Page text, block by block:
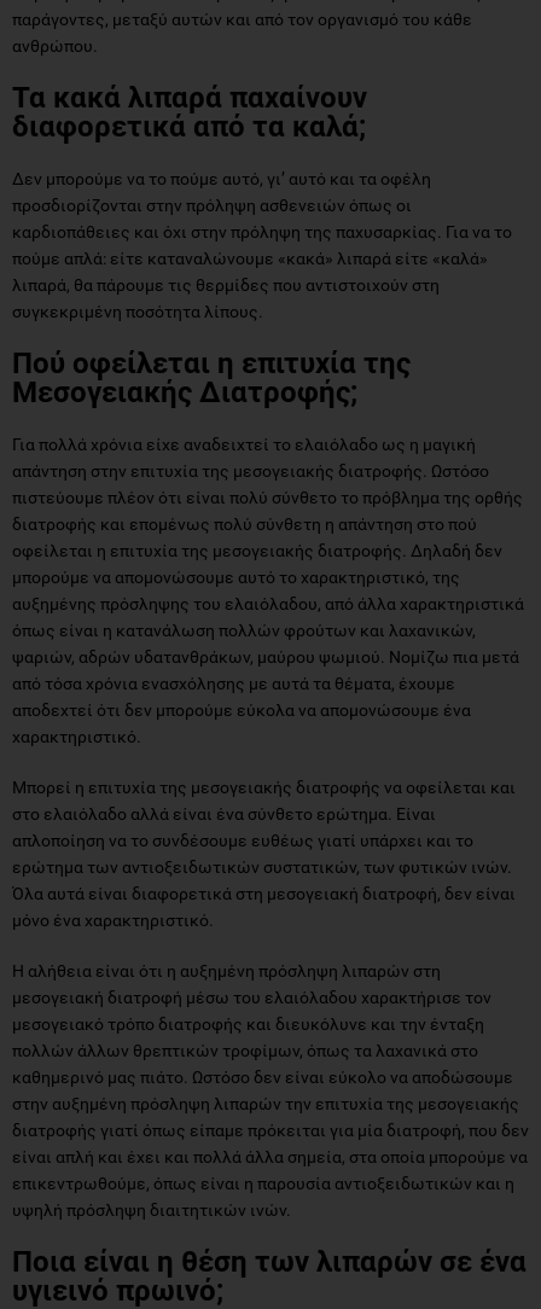
παράγοντες, μεταξύ αυτών και από τον οργανισμό του κάθε
ανθρώπου.
Τα κακά λιπαρά παχαίνουν
διαφορετικά από τα καλά;
Δεν μπορούμε να το πούμε αυτό, γι’ αυτό και τα οφέλη
προσδιορίζονται στην πρόληψη ασθενειών όπως οι
καρδιοπάθειες και όχι στην πρόληψη της παχυσαρκίας. Για να το
πούμε απλά: είτε καταναλώνουμε «κακά» λιπαρά είτε «καλά»
λιπαρά, θα πάρουμε τις θερμίδες που αντιστοιχούν στη
συγκεκριμένη ποσότητα λίπους.
Πού οφείλεται η επιτυχία της
Μεσογειακής Διατροφής;
Για πολλά χρόνια είχε αναδειχτεί το ελαιόλαδο ως η μαγική
απάντηση στην επιτυχία της μεσογειακής διατροφής. Ωστόσο
πιστεύουμε πλέον ότι είναι πολύ σύνθετο το πρόβλημα της ορθής
διατροφής και επομένως πολύ σύνθετη η απάντηση στο πού
οφείλεται η επιτυχία της μεσογειακής διατροφής. Δηλαδή δεν
μπορούμε να απομονώσουμε αυτό το χαρακτηριστικό, της
αυξημένης πρόσληψης του ελαιόλαδου, από άλλα χαρακτηριστικά
όπως είναι η κατανάλωση πολλών φρούτων και λαχανικών,
ψαριών, αδρών υδατανθράκων, μαύρου ψωμιού. Νομίζω πια μετά
από τόσα χρόνια ενασχόλησης με αυτά τα θέματα, έχουμε
αποδεχτεί ότι δεν μπορούμε εύκολα να απομονώσουμε ένα
χαρακτηριστικό.
Μπορεί η επιτυχία της μεσογειακής διατροφής να οφείλεται και
στο ελαιόλαδο αλλά είναι ένα σύνθετο ερώτημα. Είναι
απλοποίηση να το συνδέσουμε ευθέως γιατί υπάρχει και το
ερώτημα των αντιοξειδωτικών συστατικών, των φυτικών ινών.
Όλα αυτά είναι διαφορετικά στη μεσογειακή διατροφή, δεν είναι
μόνο ένα χαρακτηριστικό.
Η αλήθεια είναι ότι η αυξημένη πρόσληψη λιπαρών στη
μεσογειακή διατροφή μέσω του ελαιόλαδου χαρακτήρισε τον
μεσογειακό τρόπο διατροφής και διευκόλυνε και την ένταξη
πολλών άλλων θρεπτικών τροφίμων, όπως τα λαχανικά στο
καθημερινό μας πιάτο. Ωστόσο δεν είναι εύκολο να αποδώσουμε
στην αυξημένη πρόσληψη λιπαρών την επιτυχία της μεσογειακής
διατροφής γιατί όπως είπαμε πρόκειται για μία διατροφή, που δεν
είναι απλή και έχει και πολλά άλλα σημεία, στα οποία μπορούμε να
επικεντρωθούμε, όπως είναι η παρουσία αντιοξειδωτικών και η
υψηλή πρόσληψη διαιτητικών ινών.
Ποια είναι η θέση των λιπαρών σε ένα
υγιεινό πρωινό;